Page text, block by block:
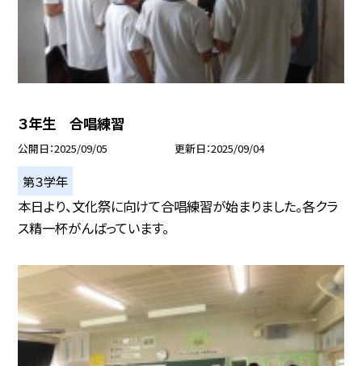
３年生 合唱練習
公開日 2025/09/05 更新日 2025/09/04
第３学年
本日より、文化祭に向けて合唱練習が始まりました。各クラ
ス精一杯がんばっています。